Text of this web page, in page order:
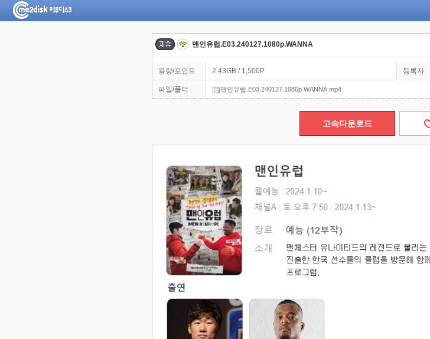
맨인유럽.E03.240127.1080p.WANNA
용량/포인트 2.43GB / 1,500P 등록자
파일/폴더 맨인유럽.E03.240127.1080p.WANNA.mp4
고속다운로드